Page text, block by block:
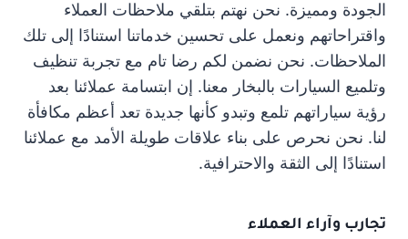
الجودة ومميزة. نحن نهتم بتلقي ملاحظات العملاء
واقتراحاتهم ونعمل على تحسين خدماتنا استنادًا إلى تلك
الملاحظات. نحن نضمن لكم رضا تام مع تجربة تنظيف
وتلميع السيارات بالبخار معنا. إن ابتسامة عملائنا بعد
رؤية سياراتهم تلمع وتبدو كأنها جديدة تعد أعظم مكافأة
لنا. نحن نحرص على بناء علاقات طويلة الأمد مع عملائنا
استنادًا إلى الثقة والاحترافية.
تجارب وآراء العملاء